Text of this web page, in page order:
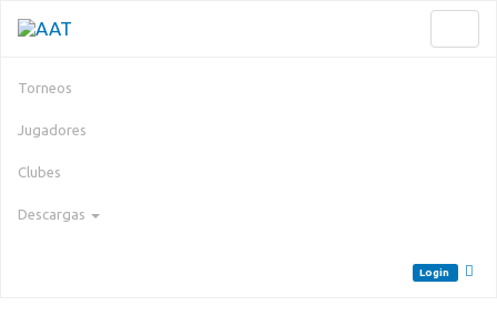
Torneos
Jugadores
Clubes
Descargas
Login